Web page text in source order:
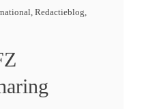
Redactieblog